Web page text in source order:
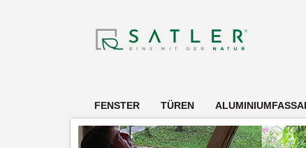
FENSTER TÜREN